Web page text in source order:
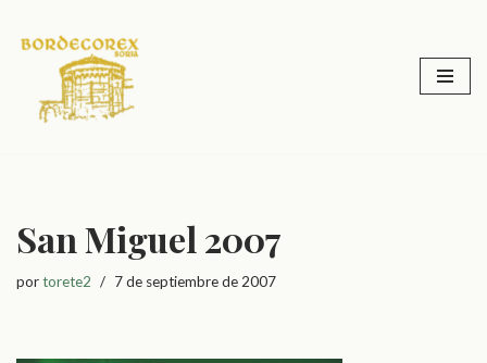
contenido
San Miguel 2007
portorete2 7 de septiembre de 2007